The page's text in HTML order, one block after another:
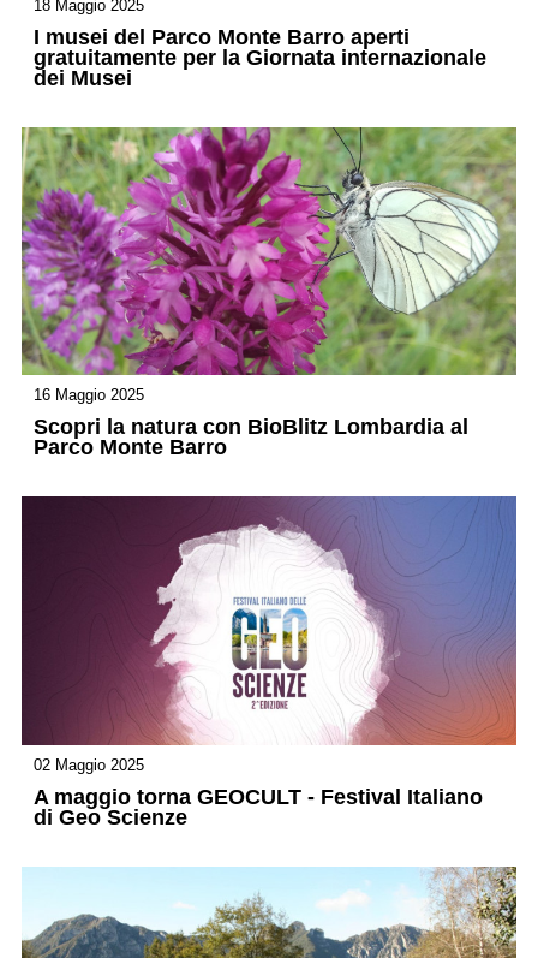
18 Maggio 2025
I musei del Parco Monte Barro aperti
gratuitamente per la Giornata internazionale
dei Musei
16 Maggio 2025
Scopri la natura con BioBlitz Lombardia al
Parco Monte Barro
02 Maggio 2025
A maggio torna GEOCULT - Festival Italiano
di Geo Scienze